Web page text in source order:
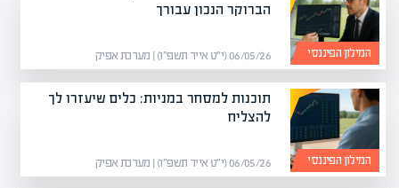
המילון הפיננסי
הברוקר הנכון עבורך
06/05/26 (י״ט אייר תשפ״ו) | מערכת אפיק
המילון הפיננסי
תוכנות למסחר במניות: כלים שיעזרו לך
להצליח
06/05/26 (י״ט אייר תשפ״ו) | מערכת אפיק